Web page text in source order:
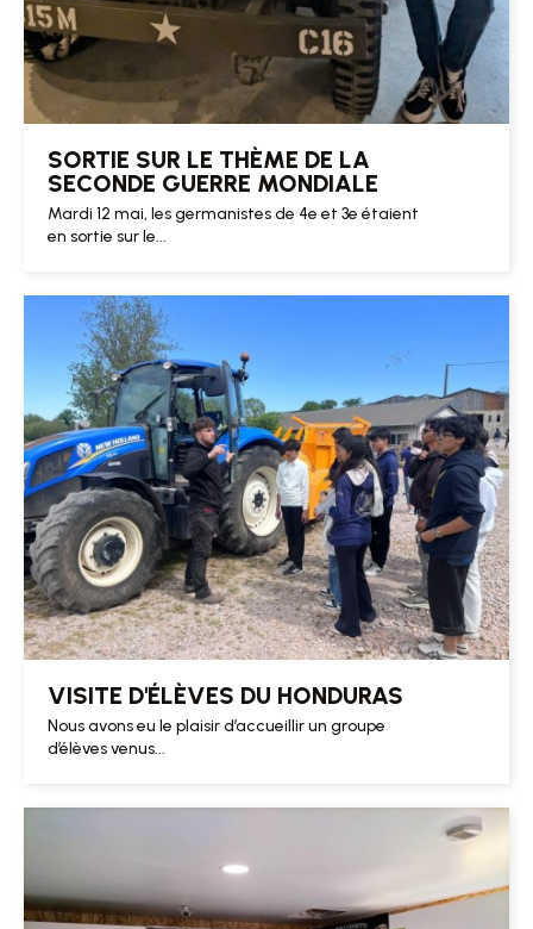
SORTIE SUR LE THÈME DE LA
SECONDE GUERRE MONDIALE
Mardi 12 mai, les germanistes de 4e et 3e étaient
en sortie sur le...
VISITE D'ÉLÈVES DU HONDURAS
Nous avons eu le plaisir d’accueillir un groupe
d’élèves venus...